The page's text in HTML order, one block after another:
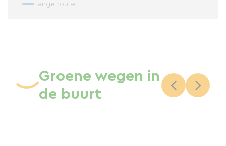
Lange route
Groene wegen in
de buurt